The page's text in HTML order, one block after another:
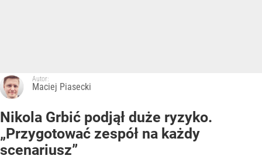
Autor:
Maciej Piasecki
Nikola Grbić podjął duże ryzyko.
„Przygotować zespół na każdy
scenariusz”